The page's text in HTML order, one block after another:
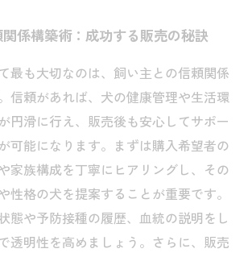
係構築術：成功する販売の秘訣
最も大切なのは、飼い主との信頼関係
信頼があれば、犬の健康管理や生活環
円滑に行え、販売後も安心してサポー
可能になります。まずは購入希望者の
家族構成を丁寧にヒアリングし、その
性格の犬を提案することが重要です。
態や予防接種の履歴、血統の説明をし
透明性を高めましょう。さらに、販売